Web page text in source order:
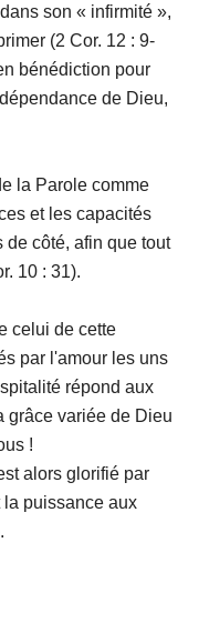
son « infirmité »,
(2 Cor. 12 : 9-
bénédiction pour
de Dieu,
Parole comme
et les capacités
de côté, afin que tout
10 : 31).
de cette
par l'amour les uns
répond aux
grâce variée de Dieu
!
alors glorifié par
la puissance aux